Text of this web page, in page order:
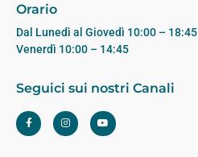
Orario
Dal Lunedì al Giovedì 10:00 – 18:45
Venerdì 10:00 – 14:45
Seguici sui nostri Canali